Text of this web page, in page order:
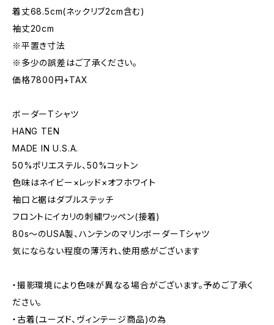
着丈68.5cm(ネックリブ2cm含む)
袖丈20cm
※平置き寸法
※多少の誤差はご了承ください。
価格7800円+TAX
ボーダーTシャツ
HANG TEN
MADE IN U.S.A.
50%ポリエステル、50%コットン
色味はネイビー×レッド×オフホワイト
袖口と裾はダブルステッチ
フロントにイカリの刺繍ワッペン(接着)
80s〜のUSA製、ハンテンのマリンボーダーTシャツ
気にならない程度の薄汚れ、使用感がございます
・撮影環境により色味が異なる場合がございます。予めご了承く
ださい。
・古着(ユーズド、ヴィンテージ商品)の為